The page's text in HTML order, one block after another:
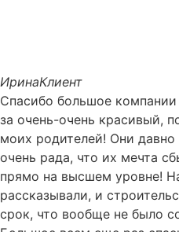
ИринаКлиент
Спасибо большое
за очень-очень красивый,
моих родителей! Они
очень рада, что их мечта
прямо на высшем уровне!
рассказывали, и
срок, что вообще не было